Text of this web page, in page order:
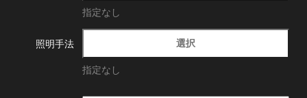
指定なし
照明手法 選択
指定なし